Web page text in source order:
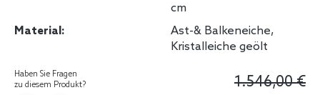
cm
Material:
Ast-& Balkeneiche,
Kristalleiche geölt
Haben Sie Fragen
zu diesem Produkt?
1.546,00 €